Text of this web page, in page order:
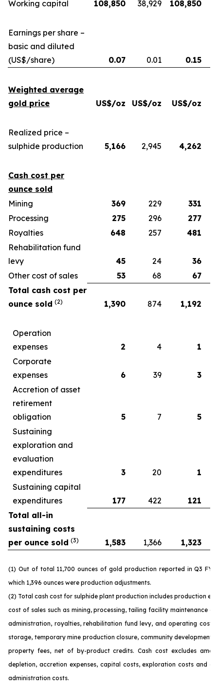
Working capital 108,850 38,929 108,850
Earnings per share –
basic and diluted
(US$/share)
0.07 0.01 0.15
Weighted average
gold price
US$/oz US$/oz US$/oz
Realized price –
sulphide production
5,166 2,945 4,262
Cash cost per
ounce sold
Mining
369 229
331
Processing
275 296
277
Royalties
648 257
481
Rehabilitation fund
levy
45 24
36
Other cost of sales
53 68
67
Total cash cost per
ounce sold (2) 1,390 874 1,192
Operation
expenses
2 4
1
Corporate
expenses
6 39
3
Accretion of asset
retirement
obligation
5 7
5
Sustaining
exploration and
evaluation
expenditures
3 20
1
Sustaining capital
expenditures
177 422
121
Total all-in
sustaining costs
per ounce sold (3) 1,583 1,366 1,323
(1) Out of total 11,700 ounces of gold production reported in Q3 FY
which 1,396 ounces were production adjustments.
(2) Total cash cost for sulphide plant production includes production
cost of sales such as mining, processing, tailing facility maintenance
administration, royalties, rehabilitation fund levy, and operating costs
storage, temporary mine production closure, community development
property fees, net of by-product credits. Cash cost excludes
depletion, accretion expenses, capital costs, exploration costs and
administration costs.